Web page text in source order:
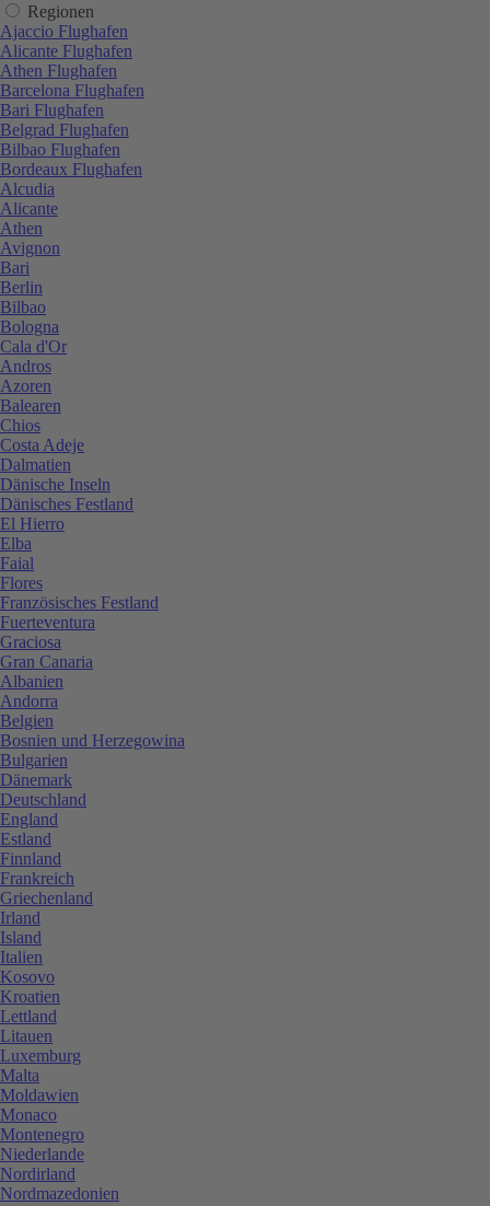
Regionen
Ajaccio Flughafen
Alicante Flughafen
Athen Flughafen
Barcelona Flughafen
Bari Flughafen
Belgrad Flughafen
Bilbao Flughafen
Bordeaux Flughafen
Alcudia
Alicante
Athen
Avignon
Bari
Berlin
Bilbao
Bologna
Cala d'Or
Andros
Azoren
Balearen
Chios
Costa Adeje
Dalmatien
Dänische Inseln
Dänisches Festland
El Hierro
Elba
Faial
Flores
Französisches Festland
Fuerteventura
Graciosa
Gran Canaria
Albanien
Andorra
Belgien
Bosnien und Herzegowina
Bulgarien
Dänemark
Deutschland
England
Estland
Finnland
Frankreich
Griechenland
Irland
Island
Italien
Kosovo
Kroatien
Lettland
Litauen
Luxemburg
Malta
Moldawien
Monaco
Montenegro
Niederlande
Nordirland
Nordmazedonien